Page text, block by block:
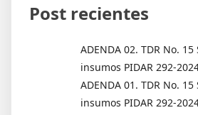
Post recientes
ADENDA 02. TDR No.
insumos PIDAR 292-
ADENDA 01. TDR No.
insumos PIDAR 292-